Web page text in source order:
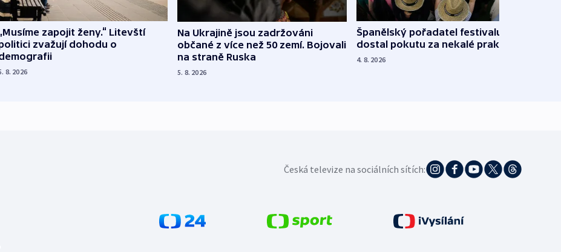
zapojit ženy.“ Litevští
zvažují dohodu o
8. 2026
Na Ukrajině jsou zadržováni
občané z více než 50 zemí. Bojovali
na straně Ruska
5. 8. 2026
Španělský pořadatel festivalu
dostal pokutu za nekalé praktiky
4. 8. 2026
Česká televize na sociálních sítích: